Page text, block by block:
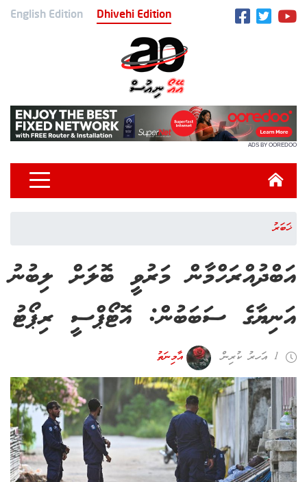
English Edition Dhivehi Edition
ADS BY OOREDOO
ޚަބަރު
އަބްދުއްރަހްމާން މަރުވީ ބޮލަށް ލިބުނު
އަނިޔާގެ ސަބަބުން: އޮޓޯޕްސީ ރިޕޯޓު
1 އަހރު ކުރިން އާމިނަތު